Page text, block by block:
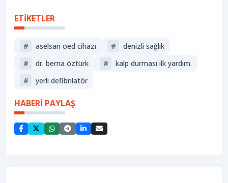
ETİKETLER
# aselsan oed cihazı #
denizli sağlık
#
dr. berna öztürk #
kalp durması i̇lk yardım.
#
yerli defibrilatör
HABERİ PAYLAŞ